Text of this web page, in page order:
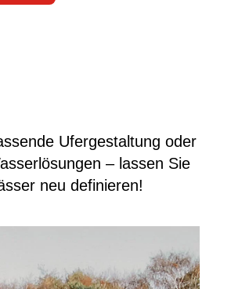
Ufergestaltung oder
– lassen Sie
neu definieren!